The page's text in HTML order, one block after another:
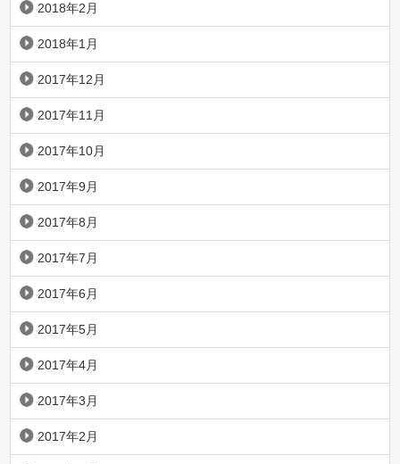
2018年2月
2018年1月
2017年12月
2017年11月
2017年10月
2017年9月
2017年8月
2017年7月
2017年6月
2017年5月
2017年4月
2017年3月
2017年2月